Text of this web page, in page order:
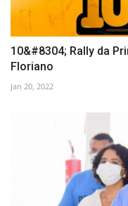
10&#8304; Rally da
Floriano
Jan 20, 2022